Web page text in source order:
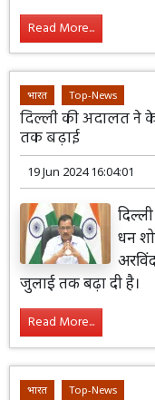
Read More...
भारत Top-News
दिल्ली की अदालत ने
तक बढ़ाई
19 Jun 2024 16:04:01
धन
जुलाई तक बढ़ा दी है।
Read More...
भारत Top-News